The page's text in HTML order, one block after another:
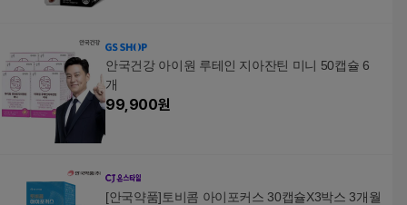
안국건강 아이원 루테인 지아잔틴 미니 50캡슐 6
개
99,900원
[안국약품]토비콤 아이포커스 30캡슐X3박스 3개월